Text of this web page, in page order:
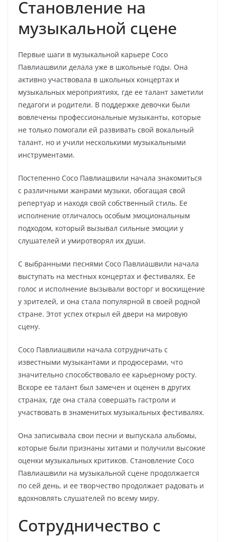
Становление на
музыкальной сцене
Первые шаги в музыкальной карьере Сосо
Павлиашвили делала уже в школьные годы. Она
активно участвовала в школьных концертах и
музыкальных мероприятиях, где ее талант заметили
педагоги и родители. В поддержке девочки были
вовлечены профессиональные музыканты, которые
не только помогали ей развивать свой вокальный
талант, но и учили несколькими музыкальными
инструментами.
Постепенно Сосо Павлиашвили начала знакомиться
с различными жанрами музыки, обогащая свой
репертуар и находя свой собственный стиль. Ее
исполнение отличалось особым эмоциональным
подходом, который вызывал сильные эмоции у
слушателей и умиротворял их души.
С выбранными песнями Сосо Павлиашвили начала
выступать на местных концертах и фестивалях. Ее
голос и исполнение вызывали восторг и восхищение
у зрителей, и она стала популярной в своей родной
стране. Этот успех открыл ей двери на мировую
сцену.
Сосо Павлиашвили начала сотрудничать с
известными музыкантами и продюсерами, что
значительно способствовало ее карьерному росту.
Вскоре ее талант был замечен и оценен в других
странах, где она стала совершать гастроли и
участвовать в знаменитых музыкальных фестивалях.
Она записывала свои песни и выпускала альбомы,
которые были признаны хитами и получили высокие
оценки музыкальных критиков. Становление Сосо
Павлиашвили на музыкальной сцене продолжается
по сей день, и ее творчество продолжает радовать и
вдохновлять слушателей по всему миру.
Сотрудничество с